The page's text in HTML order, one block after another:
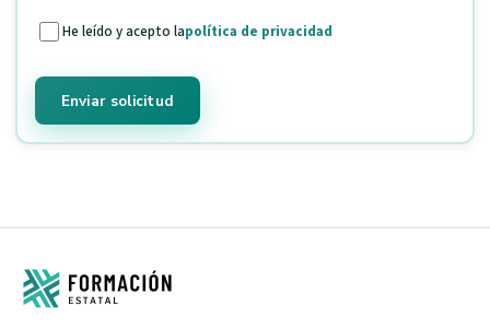
He leído y acepto lapolítica de privacidad
Enviar solicitud